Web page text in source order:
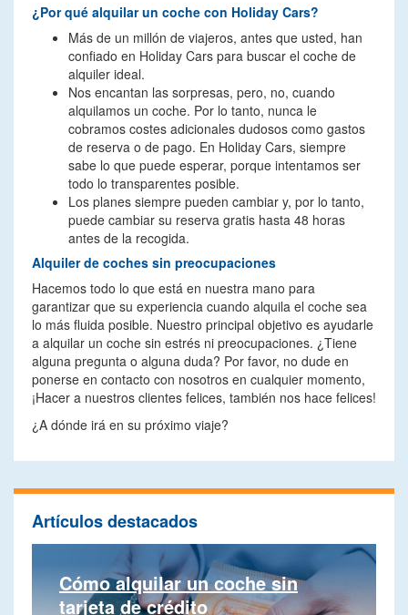
¿Por qué alquilar un coche con Holiday Cars?
Más de un millón de viajeros, antes que usted, han
confiado en Holiday Cars para buscar el coche de
alquiler ideal.
Nos encantan las sorpresas, pero, no, cuando
alquilamos un coche. Por lo tanto, nunca le
cobramos costes adicionales dudosos como gastos
de reserva o de pago. En Holiday Cars, siempre
sabe lo que puede esperar, porque intentamos ser
todo lo transparentes posible.
Los planes siempre pueden cambiar y, por lo tanto,
puede cambiar su reserva gratis hasta 48 horas
antes de la recogida.
Alquiler de coches sin preocupaciones
Hacemos todo lo que está en nuestra mano para
garantizar que su experiencia cuando alquila el coche sea
lo más fluida posible. Nuestro principal objetivo es ayudarle
a alquilar un coche sin estrés ni preocupaciones. ¿Tiene
alguna pregunta o alguna duda? Por favor, no dude en
ponerse en contacto con nosotros en cualquier momento,
¡Hacer a nuestros clientes felices, también nos hace felices!
¿A dónde irá en su próximo viaje?
Artículos destacados
Cómo alquilar un coche sin
tarjeta de crédito